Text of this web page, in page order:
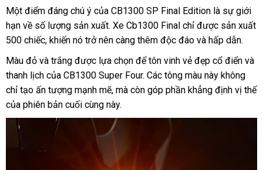
Một điểm đáng chú ý của CB1300 SP Final Edition là sự giới
hạn về số lượng sản xuất. Xe Cb1300 Final chỉ được sản xuất
500 chiếc, khiến nó trở nên càng thêm độc đáo và hấp dẫn.
Màu đỏ và trắng được lựa chọn để tôn vinh vẻ đẹp cổ điển và
thanh lịch của CB1300 Super Four. Các tông màu này không
chỉ tạo ấn tượng mạnh mẽ, mà còn góp phần khẳng định vị thế
của phiên bản cuối cùng này.